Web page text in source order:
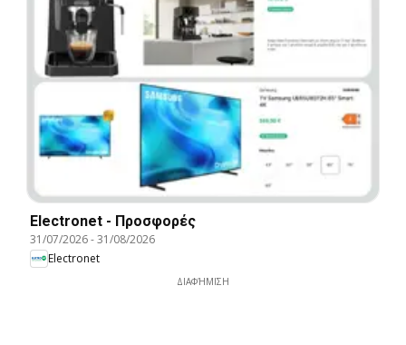
Electronet - Προσφορές
31/07/2026-31/08/2026
Electronet
ΔΙΑΦΉΜΙΣΗ